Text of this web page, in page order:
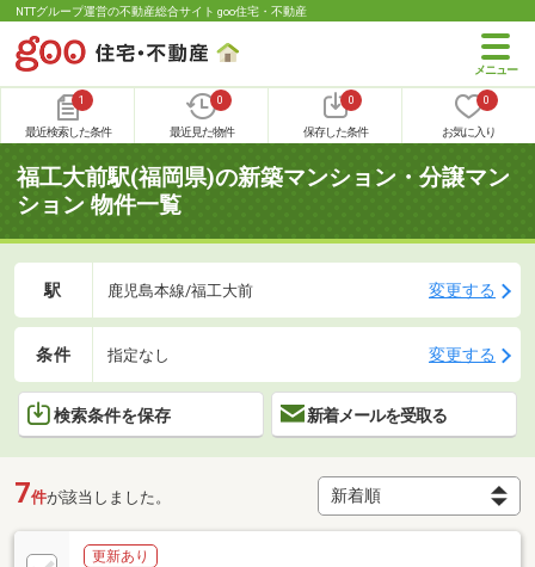
NTTグループ運営の不動産総合サイト goo住宅・不動産
1
最近検索した条件
0
最近見た物件
0
保存した条件
0
お気に入り
福工大前駅(福岡県)の新築マンション・分譲マン
ション 物件一覧
駅 鹿児島本線/福工大前 変更する
条件 指定なし 変更する
検索条件を保存 新着メールを受取る
7件が該当しました。
更新あり